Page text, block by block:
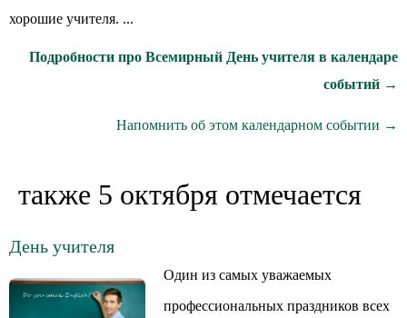
хорошие учителя. ...
Подробности про Всемирный День учителя в календаре
событий →
Напомнить об этом календарном событии →
также 5 октября отмечается
День учителя
Один из самых уважаемых
профессиональных праздников всех